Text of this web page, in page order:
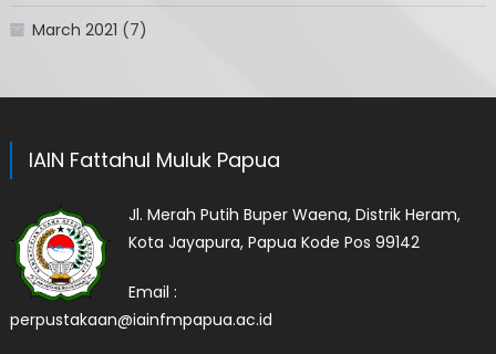
March 2021 (7)
IAIN Fattahul Muluk Papua
Jl. Merah Putih Buper Waena, Distrik Heram,
Kota Jayapura, Papua Kode Pos 99142
Email :
perpustakaan@iainfmpapua.ac.id